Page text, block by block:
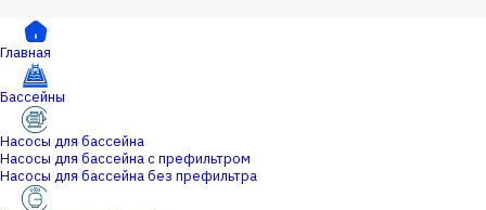
Главная
Бассейны
Насосы для бассейна
Насосы для бассейна с префильтром
Насосы для бассейна без префильтра